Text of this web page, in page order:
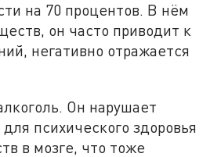
на 70 процентов. В нём
он часто приводит к
негативно отражается
Он нарушает
психического здоровья
в мозге, что тоже